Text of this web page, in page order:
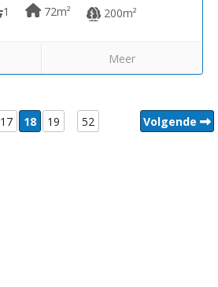
1 72m² 200m²
Meer
17 18 19 52 Volgende